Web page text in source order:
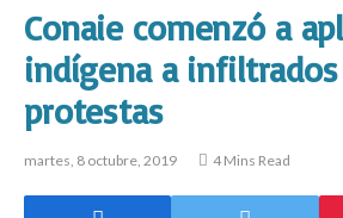
Conaie comenzó a
indígena a
protestas
martes, 8 octubre, 2019 4 Mins Read